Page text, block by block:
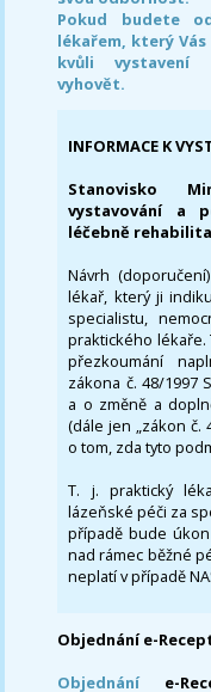
Pokud budete
lékařem, který
kvůli vystavení
vyhovět.
INFORMACE K
Stanovisko
vystavování a
léčebně
Návrh
lékař, který ji
specialistu,
praktického
přezkoumání
zákona č. 48/1997
a o změně a
(dále jen „zákon č.
o tom, zda tyto
T. j. praktický
lázeňské péči za
případě bude
nad rámec běžné
neplatí v případě
Objednání e-
Objednání e-